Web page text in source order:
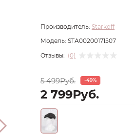
Производитель: Starkoff
Модель: STA00200171507
Отзывы: (0)
5 499Руб. -49%
2 799Руб.